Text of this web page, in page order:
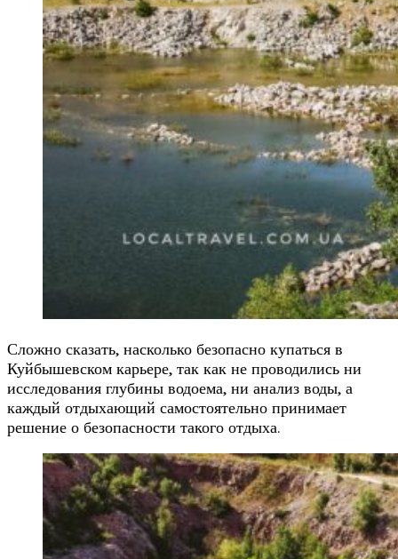
Сложно сказать, насколько безопасно купаться в
Куйбышевском карьере, так как не проводились ни
исследования глубины водоема, ни анализ воды, а
каждый отдыхающий самостоятельно принимает
решение о безопасности такого отдыха.